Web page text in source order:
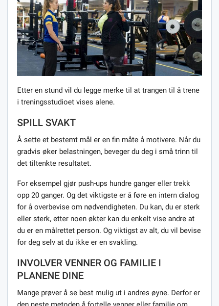
Etter en stund vil du legge merke til at trangen til å trene
i treningsstudioet vises alene.
SPILL SVAKT
Å sette et bestemt mål er en fin måte å motivere. Når du
gradvis øker belastningen, beveger du deg i små trinn til
det tiltenkte resultatet.
For eksempel gjør push-ups hundre ganger eller trekk
opp 20 ganger. Og det viktigste er å føre en intern dialog
for å overbevise om nødvendigheten. Du kan, du er sterk
eller sterk, etter noen økter kan du enkelt vise andre at
du er en målrettet person. Og viktigst av alt, du vil bevise
for deg selv at du ikke er en svakling.
INVOLVER VENNER OG FAMILIE I
PLANENE DINE
Mange prøver å se best mulig ut i andres øyne. Derfor er